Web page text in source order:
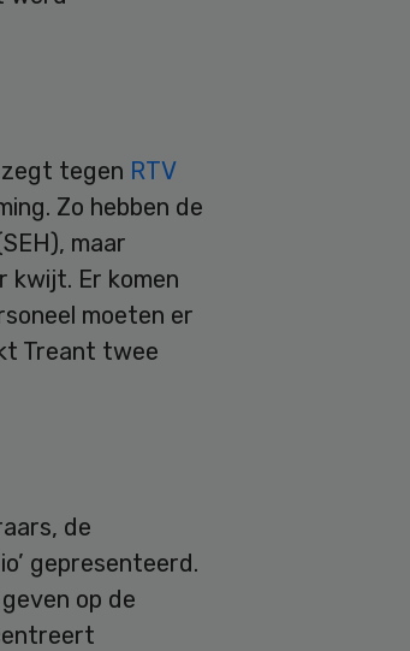
tegen RTV
Zo hebben de
maar
kwijt. Er komen
moeten er
Treant twee
de
gepresenteerd.
op de